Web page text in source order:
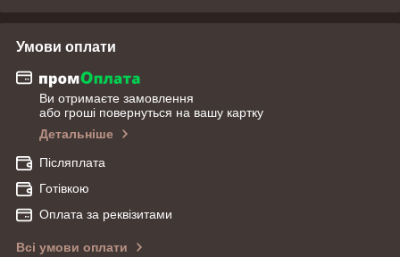
Умови оплати
Ви отримаєте замовлення
або гроші повернуться на вашу картку
Детальніше
Післяплата
Готівкою
Оплата за реквізитами
Всі умови оплати